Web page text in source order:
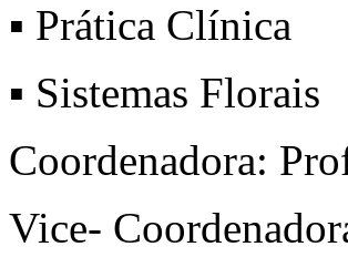
▪ Prática Clínica
▪ Sistemas Florais
Coordenadora:
Vice-